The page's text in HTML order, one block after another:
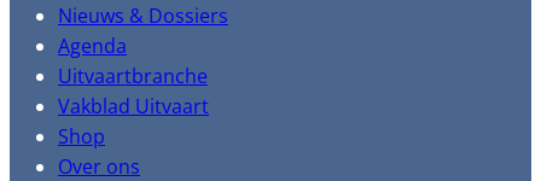
Nieuws & Dossiers
Agenda
Uitvaartbranche
Vakblad Uitvaart
Shop
Over ons